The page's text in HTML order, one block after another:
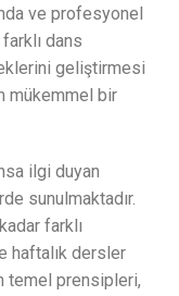
ve profesyonel
dans
geliştirmesi
mükemmel bir
ilgi duyan
sunulmaktadır.
farklı
haftalık dersler
temel prensipleri,